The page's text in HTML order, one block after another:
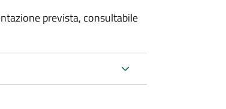
prevista, consultabile